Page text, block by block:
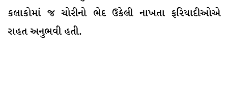
કલાકોમાં જ ચોરીનો ભેદ ઉકેલી નાખતા ફરિયાદીઓએ
રાહત અનુભવી હતી.